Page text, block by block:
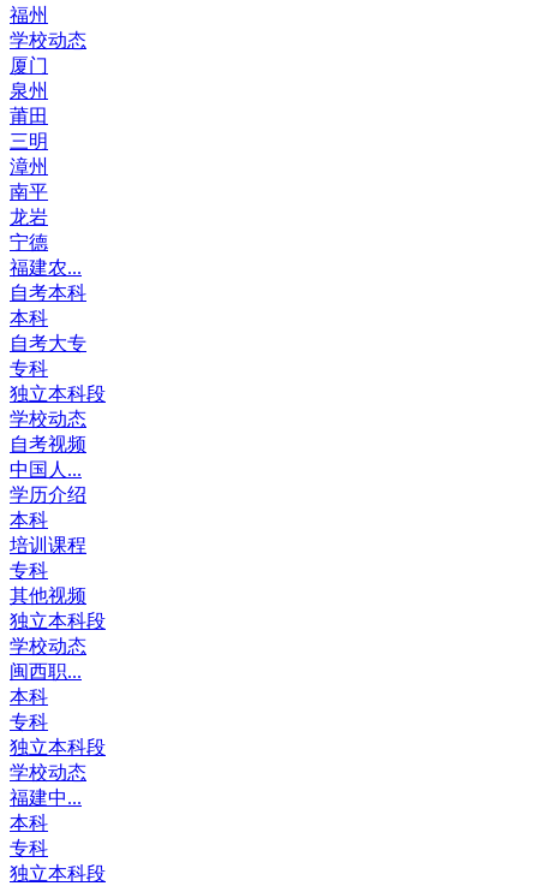
福州
学校动态
厦门
泉州
莆田
三明
漳州
南平
龙岩
宁德
福建农...
自考本科
本科
自考大专
专科
独立本科段
学校动态
自考视频
中国人...
学历介绍
本科
培训课程
专科
其他视频
独立本科段
学校动态
闽西职...
本科
专科
独立本科段
学校动态
福建中...
本科
专科
独立本科段